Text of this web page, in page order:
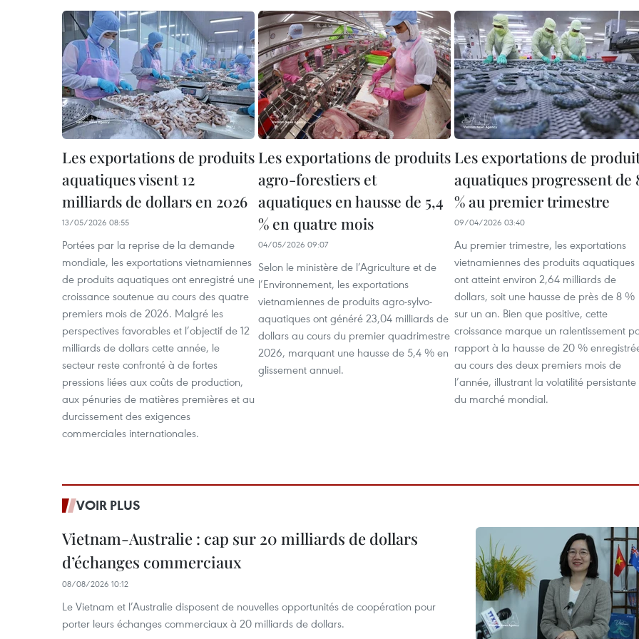
Les exportations de produits
aquatiques visent 12
milliards de dollars en 2026
13/05/2026 08:55
Portées par la reprise de la demande
mondiale, les exportations vietnamiennes
de produits aquatiques ont enregistré une
croissance soutenue au cours des quatre
premiers mois de 2026. Malgré les
perspectives favorables et l’objectif de 12
milliards de dollars cette année, le
secteur reste confronté à de fortes
pressions liées aux coûts de production,
aux pénuries de matières premières et au
durcissement des exigences
commerciales internationales.
Les exportations de produits
agro-forestiers et
aquatiques en hausse de 5,4
% en quatre mois
04/05/2026 09:07
Selon le ministère de l’Agriculture et de
l’Environnement, les exportations
vietnamiennes de produits agro-sylvo-
aquatiques ont généré 23,04 milliards de
dollars au cours du premier quadrimestre
2026, marquant une hausse de 5,4 % en
glissement annuel.
Les exportations de
aquatiques progressent de
% au premier trimestre
09/04/2026 03:40
Au premier trimestre, les exportations
vietnamiennes des produits aquatiques
ont atteint environ 2,64 milliards de
dollars, soit une hausse de près de 8 %
sur un an. Bien que positive, cette
croissance marque un ralentissement
rapport à la hausse de 20 %
au cours des deux premiers mois de
l’année, illustrant la volatilité persistante
du marché mondial.
VOIR PLUS
Vietnam-Australie : cap sur 20 milliards de dollars
d’échanges commerciaux
08/08/2026 10:12
Le Vietnam et l’Australie disposent de nouvelles opportunités de coopération pour
porter leurs échanges commerciaux à 20 milliards de dollars.